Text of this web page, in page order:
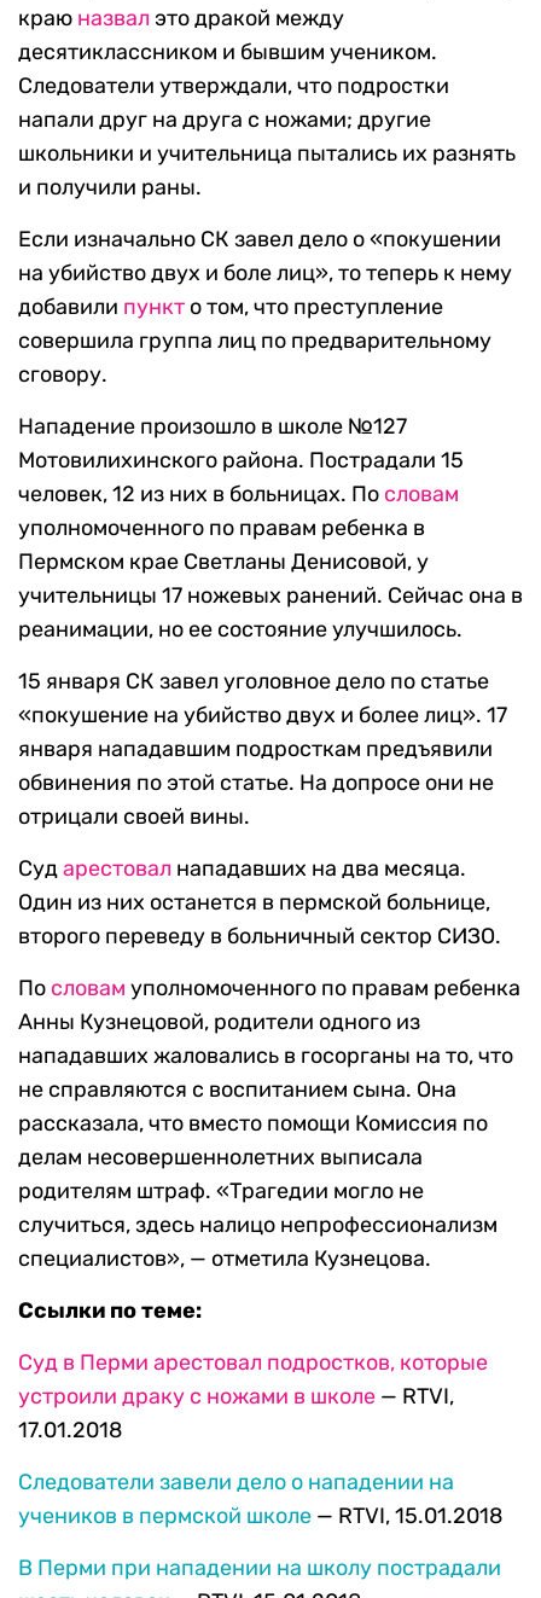
краю назвал это дракой между
десятиклассником и бывшим учеником.
Следователи утверждали, что подростки
напали друг на друга с ножами; другие
школьники и учительница пытались их разнять
и получили раны.
Если изначально СК завел дело о «покушении
на убийство двух и боле лиц», то теперь к нему
добавили пункт о том, что преступление
совершила группа лиц по предварительному
сговору.
Нападение произошло в школе №127
Мотовилихинского района. Пострадали 15
человек, 12 из них в больницах. По словам
уполномоченного по правам ребенка в
Пермском крае Светланы Денисовой, у
учительницы 17 ножевых ранений. Сейчас она в
реанимации, но ее состояние улучшилось.
15 января СК завел уголовное дело по статье
«покушение на убийство двух и более лиц». 17
января нападавшим подросткам предъявили
обвинения по этой статье. На допросе они не
отрицали своей вины.
Сударестовал нападавших на два месяца.
Один из них останется в пермской больнице,
второго переведу в больничный сектор СИЗО.
По словам уполномоченного по правам ребенка
Анны Кузнецовой, родители одного из
нападавших жаловались в госорганы на то, что
не справляются с воспитанием сына. Она
рассказала, что вместо помощи Комиссия по
делам несовершеннолетних выписала
родителям штраф. «Трагедии могло не
случиться, здесь налицо непрофессионализм
специалистов», — отметила Кузнецова.
Ссылки по теме:
Суд в Перми арестовал подростков, которые
устроили драку с ножами в школе — RTVI,
17.01.2018
Следователи завели дело о нападении на
учеников в пермской школе — RTVI, 15.01.2018
В Перми при нападении на школу пострадали